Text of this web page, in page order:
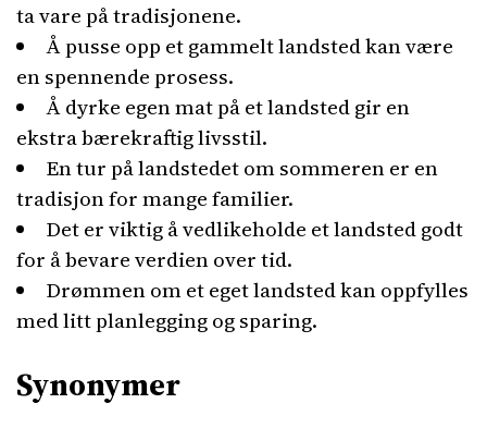
ta vare på tradisjonene.
Å pusse opp et gammelt landsted kan være
en spennende prosess.
Å dyrke egen mat på et landsted gir en
ekstra bærekraftig livsstil.
En tur på landstedet om sommeren er en
tradisjon for mange familier.
Det er viktig å vedlikeholde et landsted godt
for å bevare verdien over tid.
Drømmen om et eget landsted kan oppfylles
med litt planlegging og sparing.
Synonymer